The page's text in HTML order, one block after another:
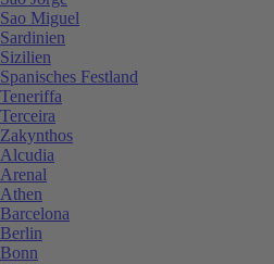
Sao Miguel
Sardinien
Sizilien
Spanisches Festland
Teneriffa
Terceira
Zakynthos
Alcudia
Arenal
Athen
Barcelona
Berlin
Bonn